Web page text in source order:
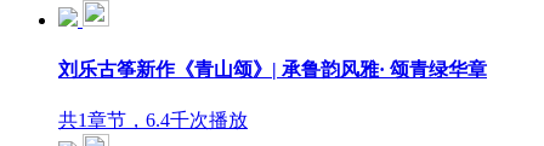
刘乐古筝新作《青山颂》| 承鲁韵风雅· 颂青绿华章
共1章节，6.4千次播放